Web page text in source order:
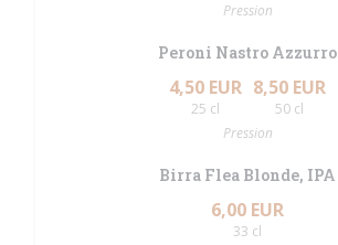
Pression
Peroni Nastro Azzurro
4,50 EUR
25 cl
8,50 EUR
50 cl
Pression
Birra Flea Blonde, IPA
6,00 EUR
33 cl